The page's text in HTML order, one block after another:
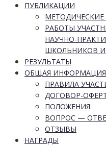
ПУБЛИКАЦИИ
МЕТОДИЧЕСКИЕ
РАБОТЫ
НАУЧНО-
ШКОЛЬНИКОВ И
РЕЗУЛЬТАТЫ
ОБЩАЯ ИНФОРМАЦИЯ
ПРАВИЛА
ДОГОВОР-
ПОЛОЖЕНИЯ
ВОПРОС —
ОТЗЫВЫ
НАГРАДЫ